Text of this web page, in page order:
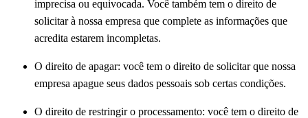
imprecisa ou equivocada. Você também tem o direito de
solicitar à nossa empresa que complete as informações que
acredita estarem incompletas.
O direito de apagar: você tem o direito de solicitar que nossa
empresa apague seus dados pessoais sob certas condições.
O direito de restringir o processamento: você tem o direito de